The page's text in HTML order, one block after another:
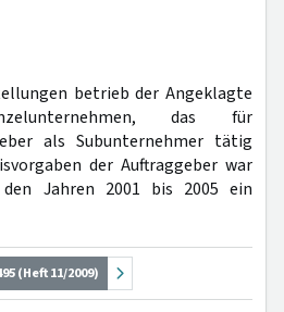
betrieb der Angeklagte
das für
als Subunternehmer tätig
der Auftraggeber war
Jahren 2001 bis 2005 ein
(Heft 11/2009)